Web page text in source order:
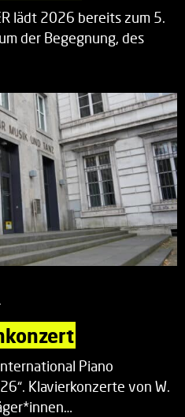
lädt 2026 bereits zum 5.
der Begegnung, des
Piano
Klavierkonzerte von W.